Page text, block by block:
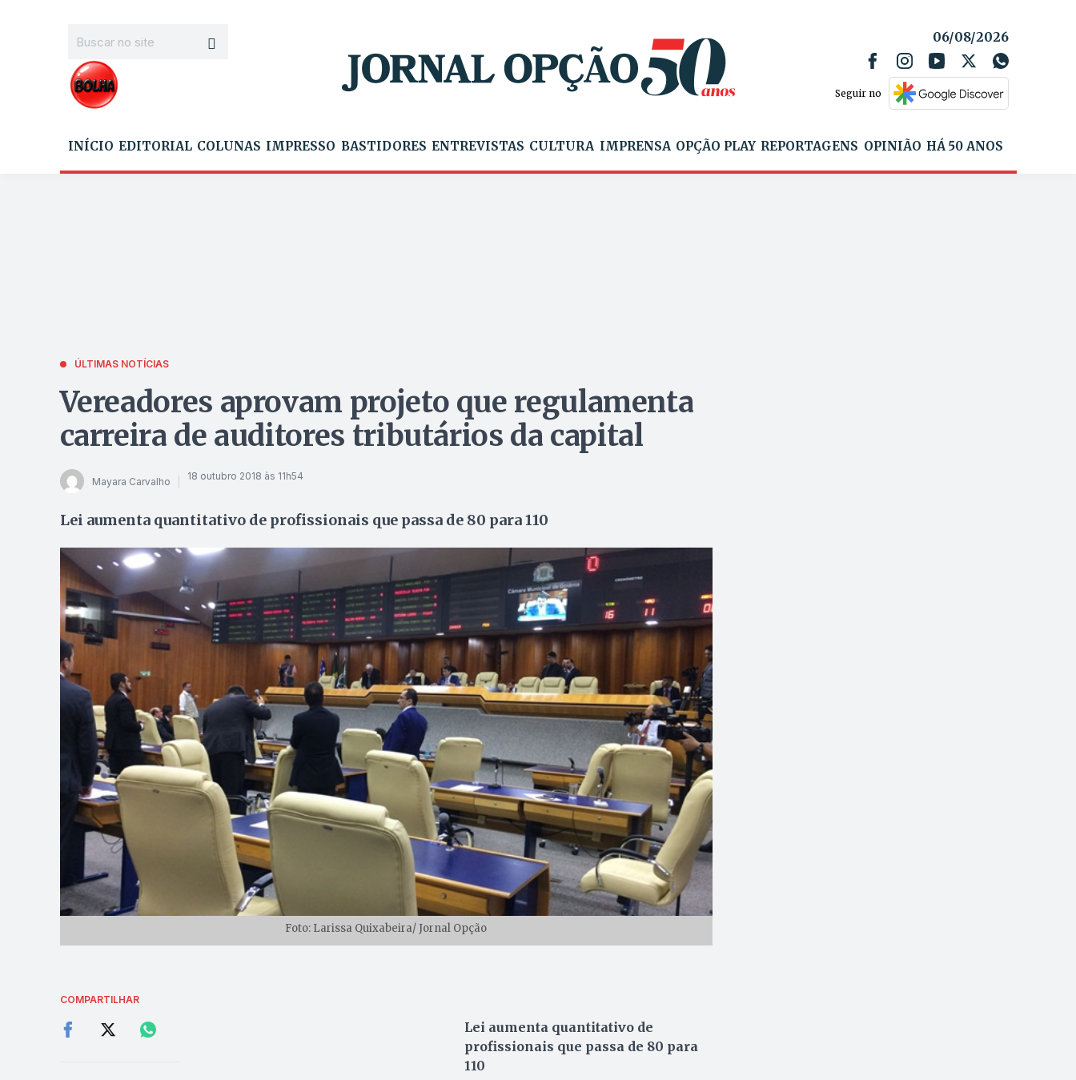
06/08/2026
Seguir no
INÍCIO EDITORIAL COLUNAS IMPRESSO BASTIDORES ENTREVISTAS CULTURA IMPRENSA OPÇÃO PLAY REPORTAGENS OPINIÃO HÁ 50 ANOS
ÚLTIMAS NOTÍCIAS
Vereadores aprovam projeto que regulamenta
carreira de auditores tributários da capital
Mayara Carvalho 18 outubro 2018 às 11h54
Lei aumenta quantitativo de profissionais que passa de 80 para 110
Foto: Larissa Quixabeira/ Jornal Opção
COMPARTILHAR
Lei aumenta quantitativo de
profissionais que passa de 80 para
110